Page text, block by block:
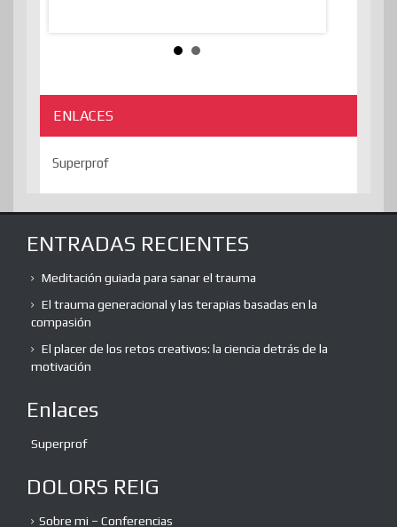
ENLACES
Superprof
ENTRADAS RECIENTES
Meditación guiada para sanar el trauma
El trauma generacional y las terapias basadas en la
compasión
El placer de los retos creativos: la ciencia detrás de la
motivación
Enlaces
Superprof
DOLORS REIG
Sobre mi – Conferencias